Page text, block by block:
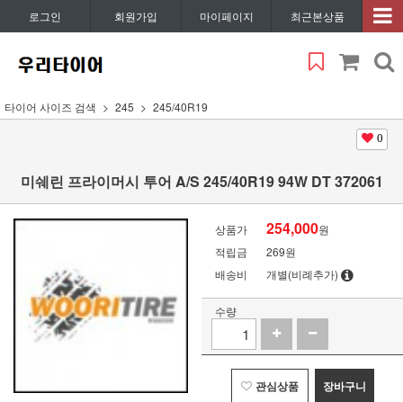
로그인 회원가입 마이페이지 최근본상품
타이어 사이즈 검색 245 245/40R19
0
미쉐린 프라이머시 투어 A/S 245/40R19 94W DT 372061
상품가 254,000원
적립금
269원
배송비
개별(비례추가)
수량
관심상품 장바구니